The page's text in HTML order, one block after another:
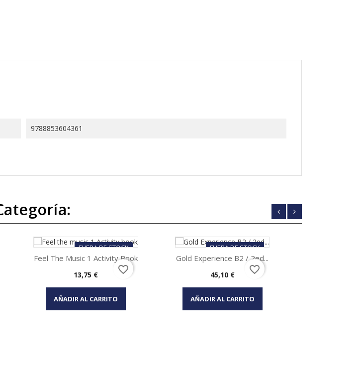
9788853604361
FUERA DE STOCK
Vista rápida
Feel The Music 1 Activity Book
Precio
13,75 €
AÑADIR AL CARRITO
favorite_border
FUERA DE STOCK
Vista rápida
Gold Experience B2 / 2ed...
Precio
45,10 €
AÑADIR AL CARRITO
favorite_border